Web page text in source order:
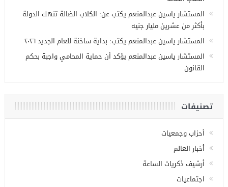
المستشار ياسين عبدالمنعم يكتب عن: الكلاب الضالة تنهك الدولة
بأكثر من عشرين مليار جنيه
المستشار ياسين عبدالمنعم يكتب: بداية ساخنة للعام الجديد ٢٠٢٦
المستشار ياسين عبدالمنعم يؤكد أن حماية المحامي واجبة بحكم
القانون
تصنيفات
أحزاب وجمعيات
أخبار العالم
أرشيف ذكريات الساعة
اجتماعيات